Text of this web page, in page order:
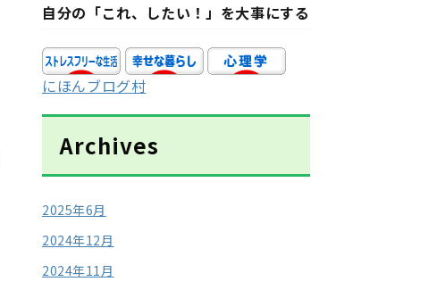
自分の「これ、したい！」を大事にする
にほんブログ村
Archives
2025年6月
2024年12月
2024年11月